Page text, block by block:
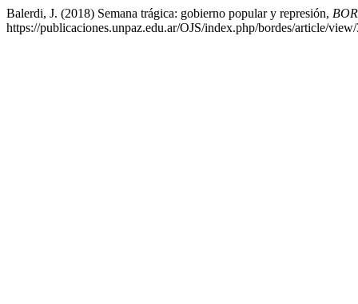
Balerdi, J. (2018) Semana trágica: gobierno popular y represión,
https://publicaciones.unpaz.edu.ar/OJS/index.php/bordes/article/